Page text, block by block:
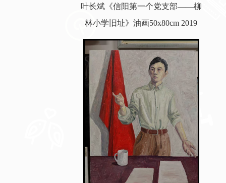
叶长斌《信阳第一个党支部——柳
林小学旧址》油画50x80cm 2019